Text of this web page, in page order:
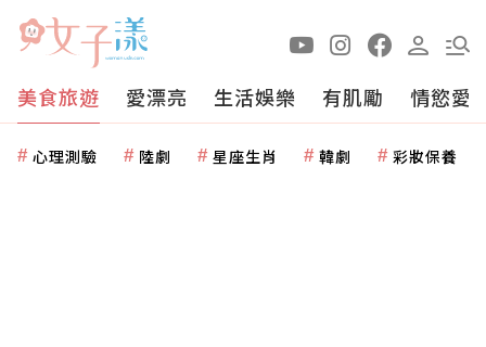
美食旅遊 愛漂亮 生活娛樂 有肌勵 情慾愛
心理測驗 陸劇 星座生肖 韓劇 彩妝保養